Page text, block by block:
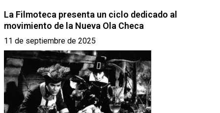
La Filmoteca presenta un ciclo dedicado al
movimiento de la Nueva Ola Checa
11 de septiembre de 2025